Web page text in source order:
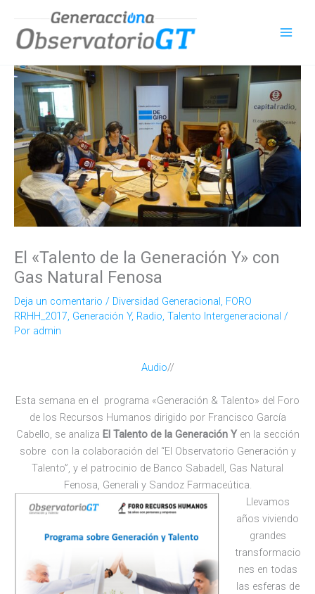
contenido
El «Talento de la Generación Y» con
Gas Natural Fenosa
Deja un comentario / Diversidad Generacional FORO
RRHH_2017 Generación Y, Radio Talento Intergeneracional /
Por admin
Audio//
Esta semana en el programa «Generación & Talento» del Foro
de los Recursos Humanos dirigido por Francisco García
Cabello, se analiza El Talento de la Generación Y en la sección
sobre con la colaboración del “El Observatorio Generación y
Talento”, y el patrocinio de Banco Sabadell, Gas Natural
Fenosa, Generali y Sandoz Farmaceútica.
Llevamos
años viviendo
grandes
transformacio
nes en todas
las esferas de